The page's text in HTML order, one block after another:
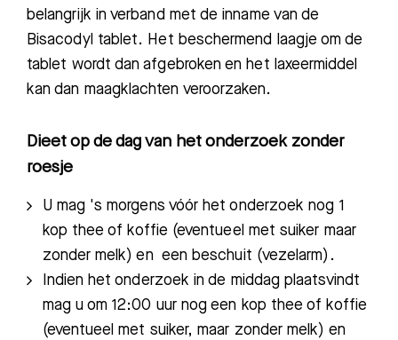
belangrijk in verband met de inname van de
Bisacodyl tablet. Het beschermend laagje om de
tablet wordt dan afgebroken en het laxeermiddel
kan dan maagklachten veroorzaken.
Dieet op de dag van het onderzoek zonder
roesje
U mag 's morgens vóór het onderzoek nog 1
kop thee of koffie (eventueel met suiker maar
zonder melk) en een beschuit (vezelarm).
Indien het onderzoek in de middag plaatsvindt
mag u om 12:00 uur nog een kop thee of koffie
(eventueel met suiker, maar zonder melk) en